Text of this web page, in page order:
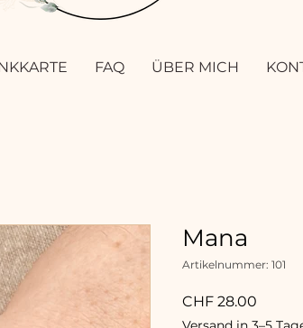
FAQ ÜBER MICH
Mana
Artikelnummer: 101
CHF 28.00